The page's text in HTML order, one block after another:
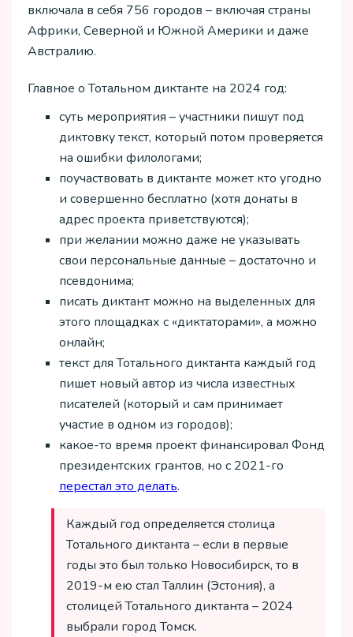
включала в себя 756 городов – включая страны
Африки, Северной и Южной Америки и даже
Австралию.
Главное о Тотальном диктанте на 2024 год:
суть мероприятия – участники пишут под
диктовку текст, который потом проверяется
на ошибки филологами;
поучаствовать в диктанте может кто угодно
и совершенно бесплатно (хотя донаты в
адрес проекта приветствуются);
при желании можно даже не указывать
свои персональные данные – достаточно и
псевдонима;
писать диктант можно на выделенных для
этого площадках с «диктаторами», а можно
онлайн;
текст для Тотального диктанта каждый год
пишет новый автор из числа известных
писателей (который и сам принимает
участие в одном из городов);
какое-то время проект финансировал Фонд
президентских грантов, но с 2021-го
перестал это делать.
Каждый год определяется столица
Тотального диктанта – если в первые
годы это был только Новосибирск, то в
2019-м ею стал Таллин (Эстония), а
столицей Тотального диктанта – 2024
выбрали город Томск.